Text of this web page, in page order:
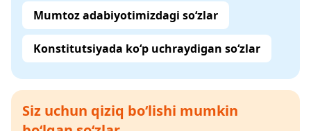
Mumtoz adabiyotimizdagi so‘zlar
Konstitutsiyada ko‘p uchraydigan so‘zlar
Siz uchun qiziq bo‘lishi mumkin